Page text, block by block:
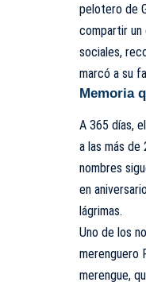
pelotero de
compartir un
sociales,
marcó a su
Memoria
A 365 días,
a las más de
nombres
en
lágrimas.
Uno de los
merenguero
merengue,